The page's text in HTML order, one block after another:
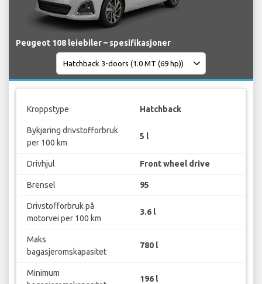
Peugeot 108 leiebiler – spesifikasjoner
Kroppstype Hatchback
Bykjøring drivstofforbruk
per 100 km
5 l
Drivhjul Front wheel drive
Brensel 95
Drivstofforbruk på
motorvei per 100 km
3.6 l
Maks
bagasjeromskapasitet
780 l
Minimum
196 l